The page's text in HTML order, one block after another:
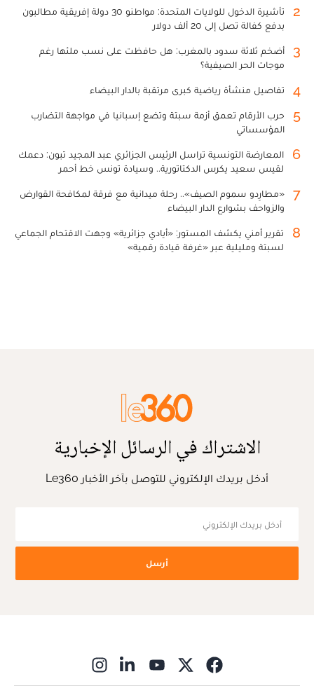
2
تأشيرة الدخول للولايات المتحدة: مواطنو 30 دولة إفريقية مطالبون
بدفع كفالة تصل إلى 20 ألف دولار
3
أضخم ثلاثة سدود بالمغرب: هل حافظت على نسب ملئها رغم
موجات الحر الصيفية؟
4 تفاصيل منشأة رياضية كبرى مرتقبة بالدار البيضاء
5
حرب الأرقام تعمق أزمة سبتة وتضع إسبانيا في مواجهة التضارب
المؤسساتي
6
المعارضة التونسية تراسل الرئيس الجزائري عبد المجيد تبون: دعمك
لقيس سعيد يكرس الدكتاتورية.. وسيادة تونس خط أحمر
7
«مطارِدو سموم الصيف».. رحلة ميدانية مع فرقة لمكافحة القوارض
والزواحف بشوارع الدار البيضاء
8
تقرير أمني يكشف المستور: «أيادي جزائرية» وجهت الاقتحام الجماعي
لسبتة ومليلية عبر «غرفة قيادة رقمية»
الاشتراك في الرسائل الإخبارية
أدخل بريدك الإلكتروني للتوصل بآخر الأخبار Le360
أرسل